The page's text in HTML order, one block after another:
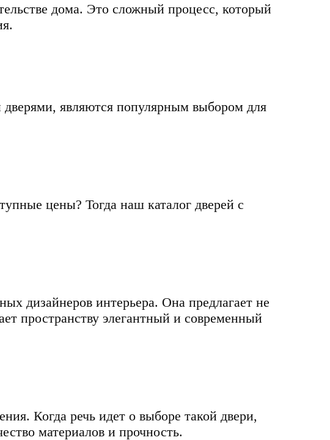
дома. Это сложный процесс, который
являются популярным выбором для
цены? Тогда наш каталог дверей с
дизайнеров интерьера. Она предлагает не
пространству элегантный и современный
Когда речь идет о выборе такой двери,
материалов и прочность.